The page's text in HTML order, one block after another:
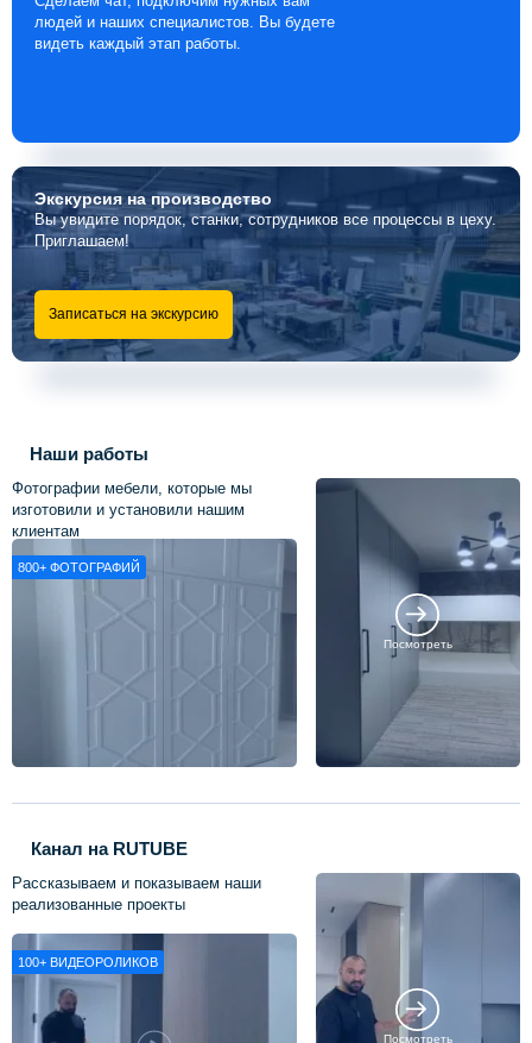
людей и наших специалистов. Вы будете
видеть каждый этап работы.
Экскурсияна производство
Вы увидите порядок, станки, сотрудников все процессы в цеху.
Приглашаем!
Записаться на экскурсию
Наши работы
Фотографии мебели, которые мы
изготовили и установили нашим
клиентам
800+ ФОТОГРАФИЙ
Посмотреть
Канал на RUTUBE
Рассказываем и показываем наши
реализованные проекты
100+ ВИДЕОРОЛИКОВ
Посмотреть